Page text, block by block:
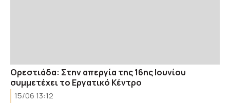
Ορεστιάδα: Στην απεργία της 16ης Ιουνίου
συμμετέχει το Εργατικό Κέντρο
15/06 13:12